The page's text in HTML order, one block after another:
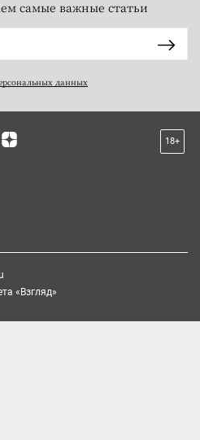
самые важные статьи
данных
18+
«Взгляд»